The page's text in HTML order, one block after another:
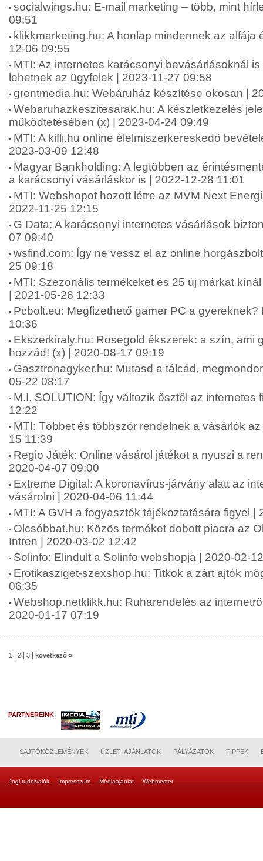
socialwings.hu: E-mail marketing – több, mint
09:51
klikkmarketing.hu: A honlap mindennek az alfája
12-06 09:55
MTI: Az internetes karácsonyi bevásárlásoknál
lehetnek az ügyfelek | 2023-11-27 09:58
grentmedia.hu: Webáruház készítése okosan |
Webaruhazkeszitesarak.hu: A készletkezelés
működtetésében (x) | 2023-04-24 09:49
MTI: A kifli.hu online élelmiszerkereskedő
2023-03-09 12:48
Magyar Bankholding: A legtöbben az
a karácsonyi vásárláskor is | 2022-12-28 11:01
MTI: Webshopot hozott létre az MVM Next
2022-11-25 12:15
G Data: A karácsonyi internetes vásárlások
07 09:40
wsfind.com: Így ne vessz el az online
25 09:18
MTI: Szezonális termékeket és 25 új márkát
| 2021-05-26 12:33
Pcbolt.eu: Megfizethető gamer PC a gyereknek?
10:36
Ekszerkiraly.hu: Rosegold ékszerek: a szín, ami
hozzád! (x) | 2020-08-17 09:19
Gasztronagyker.hu: Mutasd a tálcád,
05-22 08:17
M.I. SOLUTION: Így változik ősztől az internetes
12:22
MTI: Többet és többször rendelnek a vásárlók
15 11:39
Regio Játék: Online vásárol játékot a nyuszi a
2020-04-07 09:00
Extreme Digital: A koronavírus-járvány alatt az
vásárolni | 2020-04-06 11:44
MTI: A GVH a fogyasztók tájékoztatására figyel |
Olcsóbbat.hu: Közös terméket dobott piacra az
Intren | 2020-03-02 12:42
Solinfo: Elindult a Solinfo webshopja | 2020-02-
Erotikasziget-szexshop.hu: Titkok a zárt ajtók
06:35
Webshop.netklikk.hu: Ruharendelés az
2020-01-17 07:19
1 2 3 következő »
PARTNEREINK
SAJTÓKÖZLEMÉNYEK ÜZLETI AJÁNLATOK PÁLYÁZATOK TIPPEK
Jogi tudnivalók Impresszum Médiaajánlat Webmester